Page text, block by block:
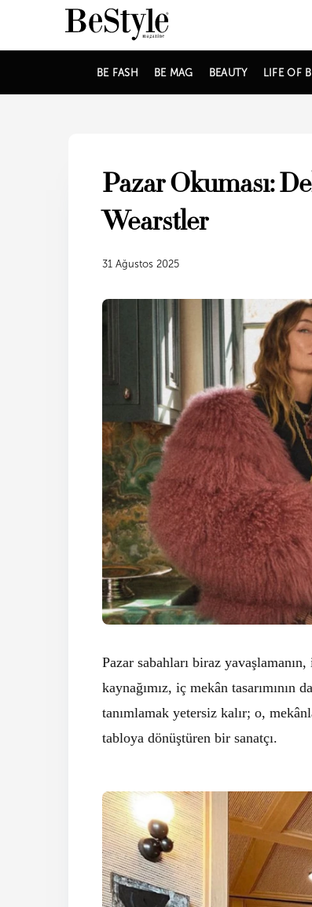
BE FASH BE MAG BEAUTY LIFE OF
Pazar Okuması:
Wearstler
31 Ağustos 2025
Pazar sabahları biraz
kaynağımız, iç mekân
tanımlamak yetersiz kalır; o,
tabloya dönüştüren bir sanatçı.